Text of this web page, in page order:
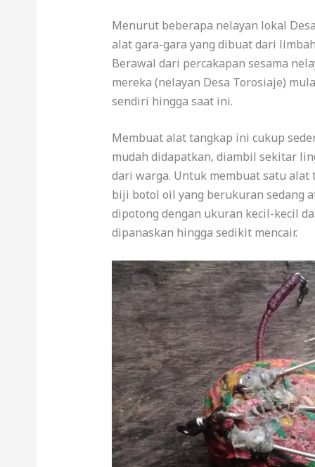
Menurut beberapa nelayan lokal
alat gara-gara yang dibuat dari
Berawal dari percakapan sesama
mereka (nelayan Desa Torosiaje)
sendiri hingga saat ini.
Membuat alat tangkap ini cukup
mudah didapatkan, diambil sekitar
dari warga. Untuk membuat satu
biji botol oil yang berukuran sedang
dipotong dengan ukuran kecil-kecil
dipanaskan hingga sedikit mencair.